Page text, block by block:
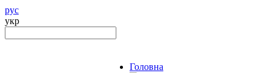
рус
укр
Головна